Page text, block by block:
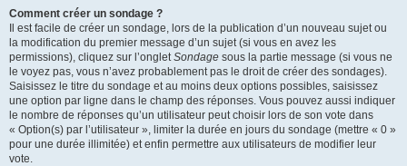
Comment créer un sondage ?
Il est facile de créer un sondage, lors de la publication d’un nouveau sujet ou
la modification du premier message d’un sujet (si vous en avez les
permissions), cliquez sur l’ongletSondage sous la partie message (si vous ne
le voyez pas, vous n’avez probablement pas le droit de créer des sondages).
Saisissez le titre du sondage et au moins deux options possibles, saisissez
une option par ligne dans le champ des réponses. Vous pouvez aussi indiquer
le nombre de réponses qu’un utilisateur peut choisir lors de son vote dans
« Option(s) par l’utilisateur », limiter la durée en jours du sondage (mettre « 0 »
pour une durée illimitée) et enfin permettre aux utilisateurs de modifier leur
vote.